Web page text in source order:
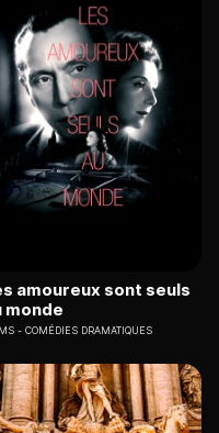
amoureux sont seuls
monde
COMÉDIES DRAMATIQUES